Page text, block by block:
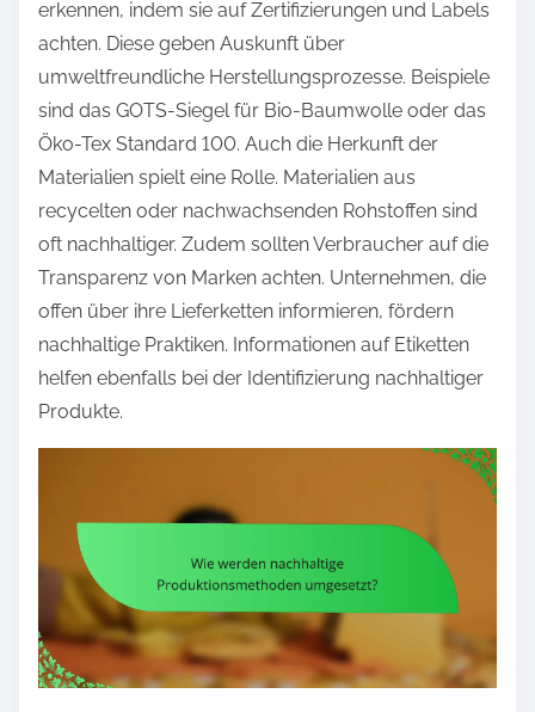
erkennen, indem sie auf Zertifizierungen und Labels
achten. Diese geben Auskunft über
umweltfreundliche Herstellungsprozesse. Beispiele
sind das GOTS-Siegel für Bio-Baumwolle oder das
Öko-Tex Standard 100. Auch die Herkunft der
Materialien spielt eine Rolle. Materialien aus
recycelten oder nachwachsenden Rohstoffen sind
oft nachhaltiger. Zudem sollten Verbraucher auf die
Transparenz von Marken achten. Unternehmen, die
offen über ihre Lieferketten informieren, fördern
nachhaltige Praktiken. Informationen auf Etiketten
helfen ebenfalls bei der Identifizierung nachhaltiger
Produkte.